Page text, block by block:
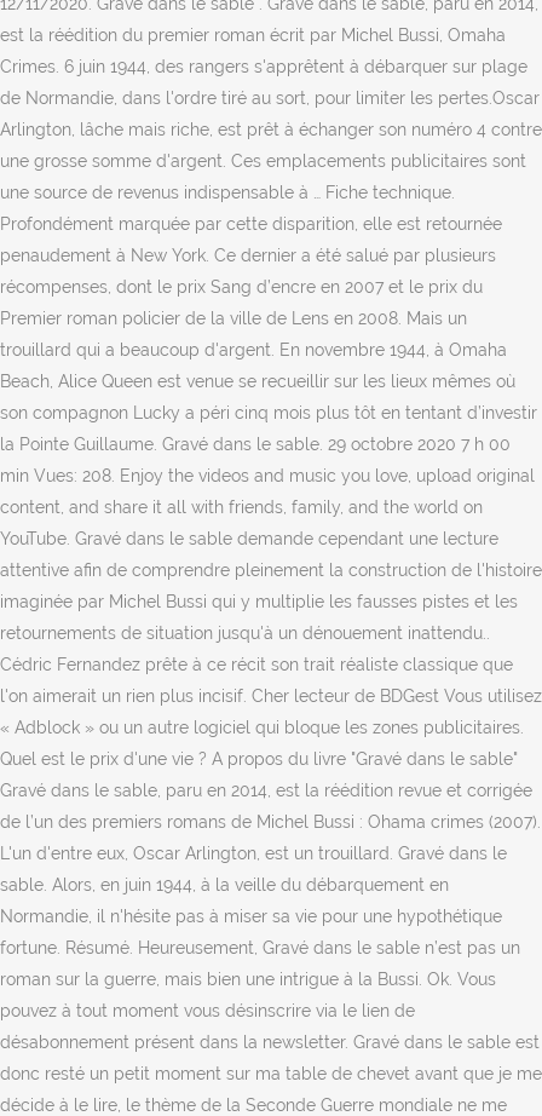
est la réédition du premier roman écrit par Michel Bussi, Omaha
Crimes. 6 juin 1944, des rangers s'apprêtent à débarquer sur plage
de Normandie, dans l'ordre tiré au sort, pour limiter les pertes.Oscar
Arlington, lâche mais riche, est prêt à échanger son numéro 4 contre
une grosse somme d'argent. Ces emplacements publicitaires sont
une source de revenus indispensable à … Fiche technique.
Profondément marquée par cette disparition, elle est retournée
penaudement à New York. Ce dernier a été salué par plusieurs
récompenses, dont le prix Sang d’encre en 2007 et le prix du
Premier roman policier de la ville de Lens en 2008. Mais un
trouillard qui a beaucoup d'argent. En novembre 1944, à Omaha
Beach, Alice Queen est venue se recueillir sur les lieux mêmes où
son compagnon Lucky a péri cinq mois plus tôt en tentant d’investir
la Pointe Guillaume. Gravé dans le sable. 29 octobre 2020 7 h 00
min Vues: 208. Enjoy the videos and music you love, upload original
content, and share it all with friends, family, and the world on
YouTube. Gravé dans le sable demande cependant une lecture
attentive afin de comprendre pleinement la construction de l'histoire
imaginée par Michel Bussi qui y multiplie les fausses pistes et les
retournements de situation jusqu'à un dénouement inattendu..
Cédric Fernandez prête à ce récit son trait réaliste classique que
l'on aimerait un rien plus incisif. Cher lecteur de BDGest Vous utilisez
« Adblock » ou un autre logiciel qui bloque les zones publicitaires.
Quel est le prix d'une vie ? A propos du livre "Gravé dans le sable"
Gravé dans le sable, paru en 2014, est la réédition revue et corrigée
de l’un des premiers romans de Michel Bussi : Ohama crimes (2007).
L'un d'entre eux, Oscar Arlington, est un trouillard. Gravé dans le
sable. Alors, en juin 1944, à la veille du débarquement en
Normandie, il n'hésite pas à miser sa vie pour une hypothétique
fortune. Résumé. Heureusement, Gravé dans le sable n’est pas un
roman sur la guerre, mais bien une intrigue à la Bussi. Ok. Vous
pouvez à tout moment vous désinscrire via le lien de
désabonnement présent dans la newsletter. Gravé dans le sable est
donc resté un petit moment sur ma table de chevet avant que je me
décide à le lire, le thème de la Seconde Guerre mondiale ne me